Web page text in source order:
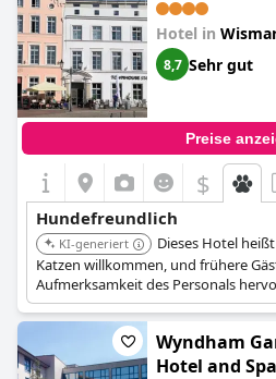
Hotel in
8,7 Sehr gut
Preise
$
Hundefreundlich
KI-generiert
Dieses Hotel
Katzen willkommen, und frühere
Aufmerksamkeit des Personals
über ein Spa, das nach einem Tag
eine entspannende Annehmlichkeit
Wyndham
Hotel and